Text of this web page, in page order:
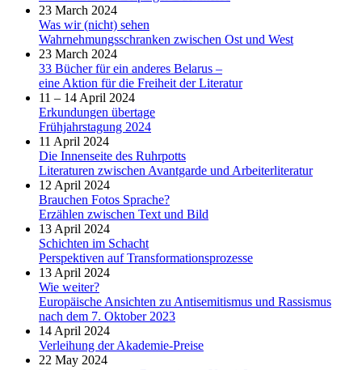
23 March 2024
Was wir (nicht) sehen
Wahrnehmungsschranken zwischen Ost und West
23 March 2024
33 Bücher für ein anderes Belarus –
eine Aktion für die Freiheit der Literatur
11 – 14 April 2024
Erkundungen übertage
Frühjahrstagung 2024
11 April 2024
Die Innenseite des Ruhrpotts
Literaturen zwischen Avantgarde und Arbeiterliteratur
12 April 2024
Brauchen Fotos Sprache?
Erzählen zwischen Text und Bild
13 April 2024
Schichten im Schacht
Perspektiven auf Transformationsprozesse
13 April 2024
Wie weiter?
Europäische Ansichten zu Antisemitismus und Rassismus
nach dem 7. Oktober 2023
14 April 2024
Verleihung der Akademie-Preise
22 May 2024